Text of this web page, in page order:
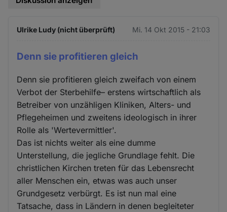
Ulrike Ludy (nicht überprüft) Mi. 14 Okt 2015 - 21:03
Denn sie profitieren gleich
Denn sie profitieren gleich zweifach von einem
Verbot der Sterbehilfe– erstens wirtschaftlich als
Betreiber von unzähligen Kliniken, Alters- und
Pflegeheimen und zweitens ideologisch in ihrer
Rolle als 'Wertevermittler'.
Das ist nichts weiter als eine dumme
Unterstellung, die jegliche Grundlage fehlt. Die
christlichen Kirchen treten für das Lebensrecht
aller Menschen ein, etwas was auch unser
Grundgesetz verbürgt. Es ist nun mal eine
Tatsache, dass in Ländern in denen begleiteter